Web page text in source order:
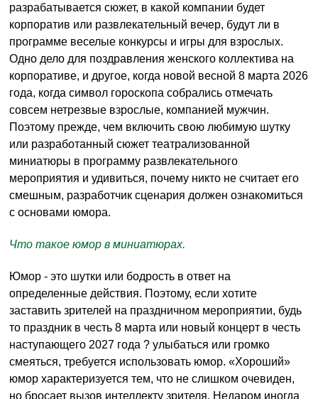
разрабатывается сюжет, в какой компании будет
корпоратив или развлекательный вечер, будут ли в
программе веселые конкурсы и игры для взрослых.
Одно дело для поздравления женского коллектива на
корпоративе, и другое, когда новой весной 8 марта 2026
года, когда символ гороскопа собрались отмечать
совсем нетрезвые взрослые, компанией мужчин.
Поэтому прежде, чем включить свою любимую шутку
или разработанный сюжет театрализованной
миниатюры в программу развлекательного
мероприятия и удивиться, почему никто не считает его
смешным, разработчик сценария должен ознакомиться
с основами юмора.
Что такое юмор в миниатюрах.
Юмор - это шутки или бодрость в ответ на
определенные действия. Поэтому, если хотите
заставить зрителей на праздничном мероприятии, будь
то праздник в честь 8 марта или новый концерт в честь
наступающего 2027 года ? улыбаться или громко
смеяться, требуется использовать юмор. «Хороший»
юмор характеризуется тем, что не слишком очевиден,
но бросает вызов интеллекту зрителя. Недаром иногда